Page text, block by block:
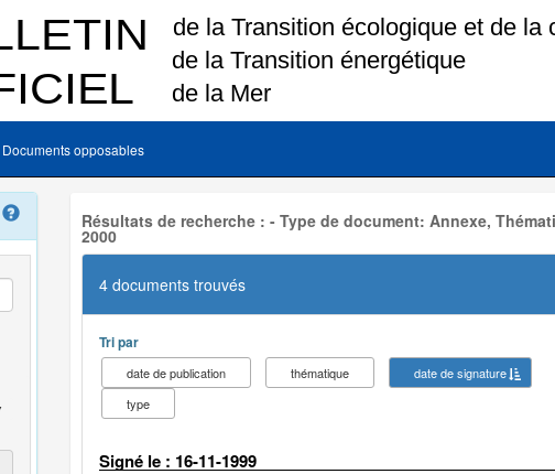
Documents opposables
Résultats de recherche : - Type de document: Annexe,
2000
4 documents trouvés
Tri par
date de publication thématique
date de signature
type
Signé le : 16-11-1999